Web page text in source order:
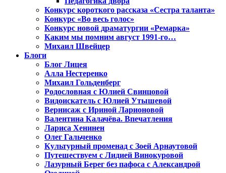
Конкурс короткого рассказа «Сестра таланта»
Конкурс «Во весь голос»
Конкурс новой драматургии «Ремарка»
Каким мы помним август 1991-го…
Михаил Швейцер
Блоги
Блог Лицея
Алла Нестеренко
Михаил Гольденберг
Родословная с Юлией Свинцовой
Видоискатель с Юлией Утышевой
Вернисаж с Ириной Ларионовой
Валентина Калачёва. Впечатления
Лариса Хенинен
Олег Гальченко
Культурный променад с Зоей Арнаутовой
Путешествуем с Лидией Винокуровой
Лазурный Берег без пафоса с Александрой